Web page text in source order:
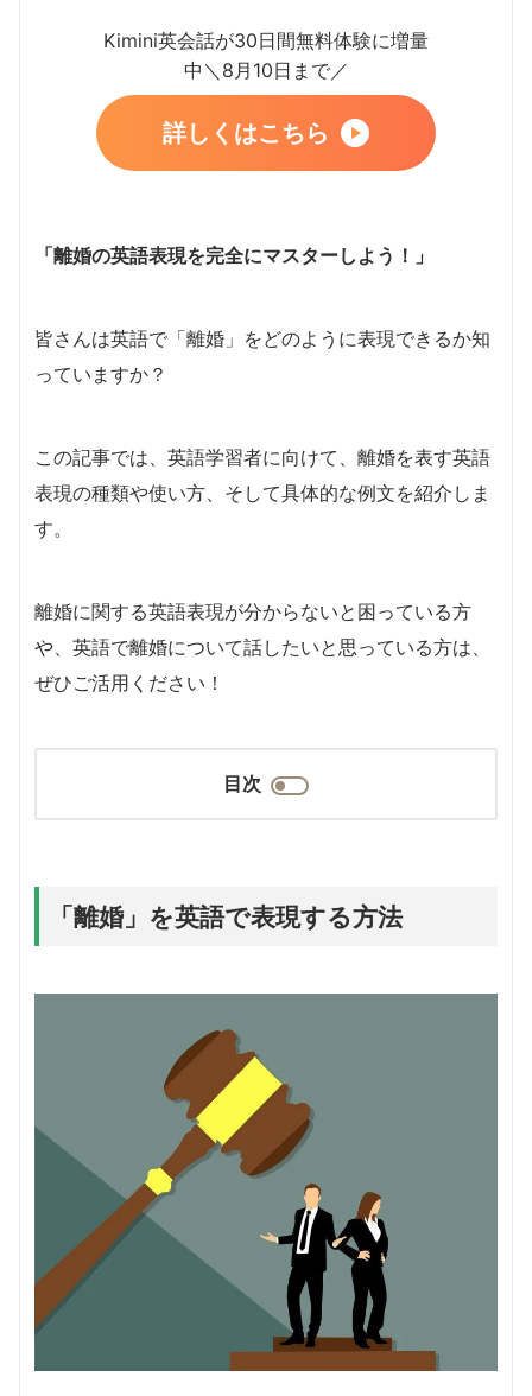
Kimini英会話が30日間無料体験に増量
中＼8月10日まで／
詳しくはこちら
「離婚の英語表現を完全にマスターしよう！」
皆さんは英語で「離婚」をどのように表現できるか知
っていますか？
この記事では、英語学習者に向けて、離婚を表す英語
表現の種類や使い方、そして具体的な例文を紹介しま
す。
離婚に関する英語表現が分からないと困っている方
や、英語で離婚について話したいと思っている方は、
ぜひご活用ください！
目次
「離婚」を英語で表現する方法